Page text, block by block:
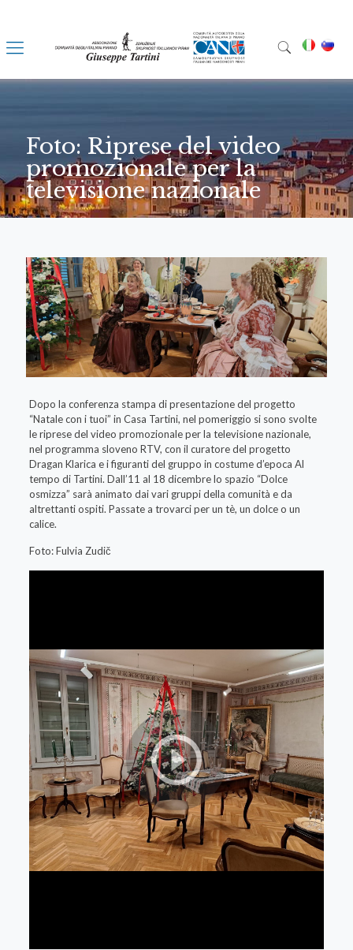
Foto: Riprese del video
promozionale per la
televisione nazionale
Dopo la conferenza stampa di presentazione del progetto
“Natale con i tuoi” in Casa Tartini, nel pomeriggio si sono svolte
le riprese del video promozionale per la televisione nazionale,
nel programma sloveno RTV, con il curatore del progetto
Dragan Klarica e i figuranti del gruppo in costume d’epoca Al
tempo di Tartini. Dall’11 al 18 dicembre lo spazio “Dolce
osmizza” sarà animato dai vari gruppi della comunità e da
altrettanti ospiti. Passate a trovarci per un tè, un dolce o un
calice.
Foto: Fulvia Zudič